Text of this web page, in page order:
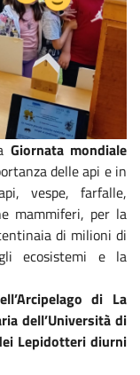
Giornata mondiale
delle api e in
vespe, farfalle,
mammiferi, per la
di milioni di
ecosistemi e la
di La
dell’Università di
Lepidotteri diurni